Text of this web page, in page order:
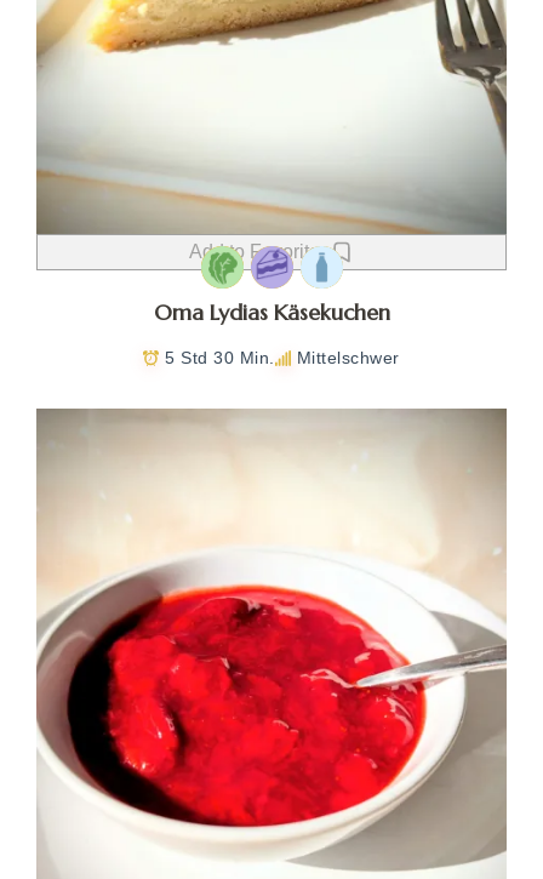
Add to Favorites
Oma Lydias Käsekuchen
5 Std 30 Min. Mittelschwer